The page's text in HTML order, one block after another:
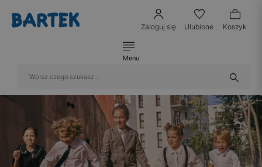
Zaloguj się Ulubione Koszyk
Menu